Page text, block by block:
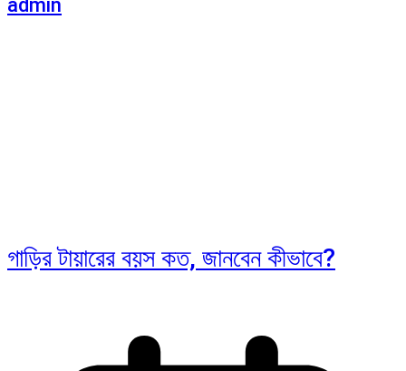
admin
গাড়ির টায়ারের বয়স কত, জানবেন কীভাবে?